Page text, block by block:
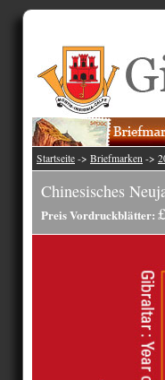
Startseite -> Briefmarken ->
Chinesisches
Preis Vordruckblätter: